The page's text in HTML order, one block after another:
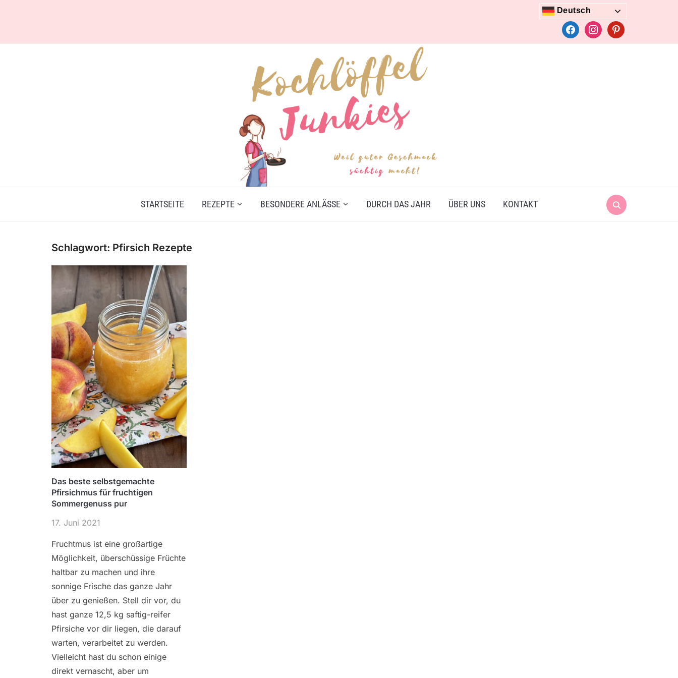
Deutsch
facebookinstagrampinterest
Search
for:
STARTSEITE REZEPTE BESONDERE ANLÄSSE DURCH DAS JAHR ÜBER UNS KONTAKT
Schlagwort: Pfirsich Rezepte
Das beste selbstgemachte
Pfirsichmus für fruchtigen
Sommergenuss pur
17. Juni 2021
Fruchtmus ist eine großartige
Möglichkeit, überschüssige Früchte
haltbar zu machen und ihre
sonnige Frische das ganze Jahr
über zu genießen. Stell dir vor, du
hast ganze 12,5 kg saftig-reifer
Pfirsiche vor dir liegen, die darauf
warten, verarbeitet zu werden.
Vielleicht hast du schon einige
direkt vernascht, aber um